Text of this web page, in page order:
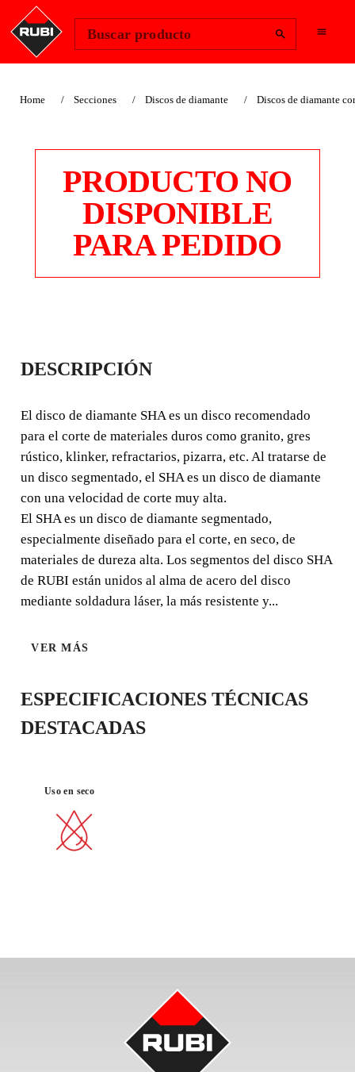
Buscar producto
Home Secciones Discos de diamante Discos de diamante
PRODUCTO NO
DISPONIBLE
PARA PEDIDO
DISCO DIAMANTE
MATERIAL DURO
SEGMENTADO - SHA
El disco de diamante SHA es un disco recomendado para
el corte de materiales duros como granito, gres rústico,
klinker, refractarios, pizarra, etc.
DESCRIPCIÓN
El disco de diamante SHA es un disco recomendado
para el corte de materiales duros como granito, gres
rústico, klinker, refractarios, pizarra, etc. Al tratarse de
un disco segmentado, el SHA es un disco de diamante
con una velocidad de corte muy alta.
El SHA es un disco de diamante segmentado,
especialmente diseñado para el corte, en seco, de
materiales de dureza alta. Los segmentos del disco SHA
de RUBI están unidos al alma de acero del disco
mediante soldadura láser, la más resistente y...
VER MÁS
ESPECIFICACIONES TÉCNICAS
DESTACADAS
Uso en seco